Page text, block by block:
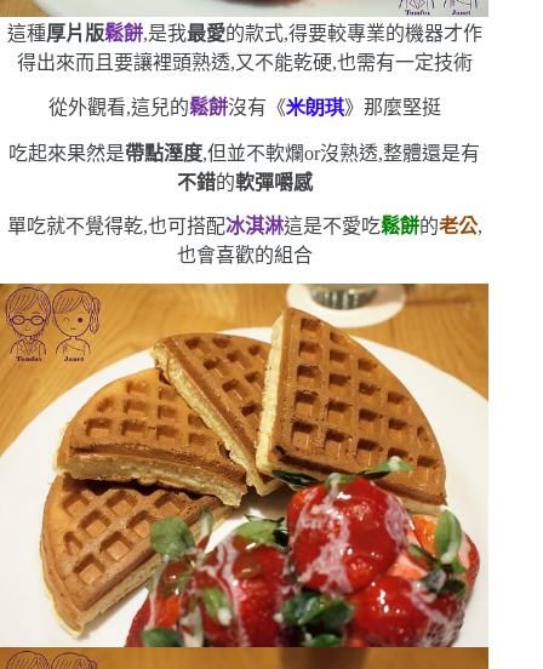
這種厚片版鬆餅,是我最愛的款式,得要較專業的機器才作
得出來而且要讓裡頭熟透,又不能乾硬,也需有一定技術
從外觀看,這兒的鬆餅沒有《米朗琪》那麼堅挺
吃起來果然是帶點溼度,但並不軟爛or沒熟透,整體還是有
不錯的軟彈嚼感
單吃就不覺得乾,也可搭配冰淇淋這是不愛吃鬆餅的老公,
也會喜歡的組合